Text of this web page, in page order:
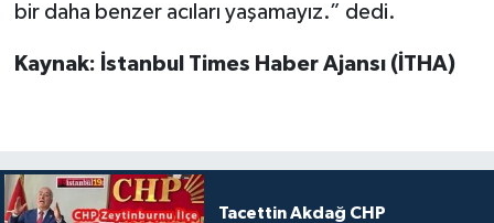
bir daha benzer acıları yaşamayız.” dedi.
Kaynak: İstanbul Times Haber Ajansı (İTHA)
Tacettin Akdağ CHP